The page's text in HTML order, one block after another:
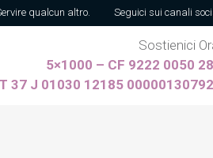
qualcun altro. Seguici sui canali
Sostienici
5×1000 – CF 9222 0050
37 J 01030 12185